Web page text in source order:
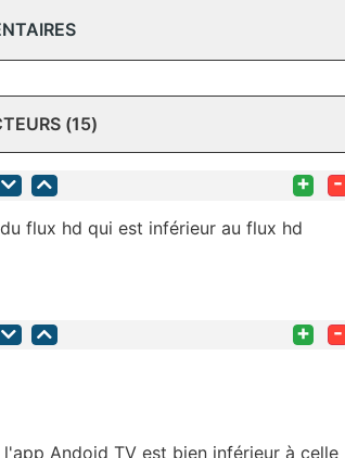
(15)
+ -
flux hd qui est inférieur au flux hd
+ -
Andoid TV est bien inférieur à celle